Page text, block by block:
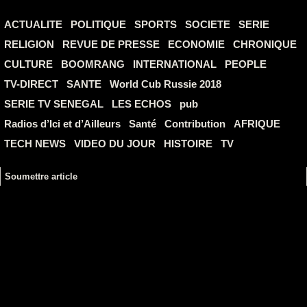
ACTUALITE POLITIQUE SPORTS SOCIETE
SERIE
RELIGION
REVUE DE PRESSE ECONOMIE
CHRONIQUE
CULTURE
BOOMRANG INTERNATIONAL
PEOPLE
TV-DIRECT
SANTE
World Cub Russie 2018
SERIE TV SENEGAL
LES ECHOS
pub
Radios d’Ici et d’Ailleurs
Santé Contribution
AFRIQUE
TECH NEWS
VIDEO DU JOUR HISTOIRE TV
Soumettre article